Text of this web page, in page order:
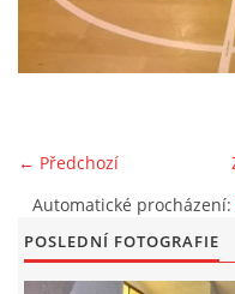
KE STAŽENÍ - PRAVĚK
← Předchozí
Automatické procházení:
POSLEDNÍ FOTOGRAFIE